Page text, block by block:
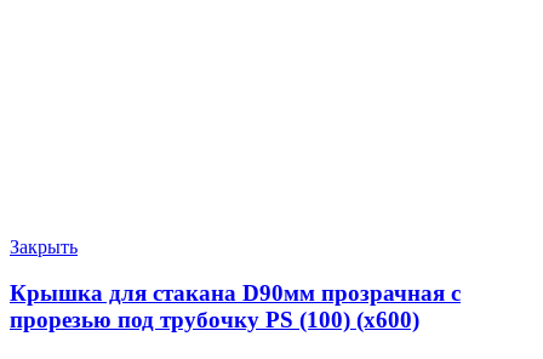
Закрыть
Крышка для стакана D90мм прозрачная с
прорезью под трубочку PS (100) (х600)